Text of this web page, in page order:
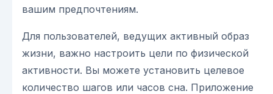
вашим предпочтениям.
Для пользователей, ведущих активный образ
жизни, важно настроить цели по физической
активности. Вы можете установить целевое
количество шагов или часов сна. Приложение